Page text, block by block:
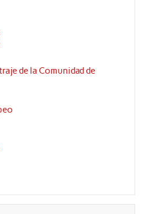
de la Comunidad de